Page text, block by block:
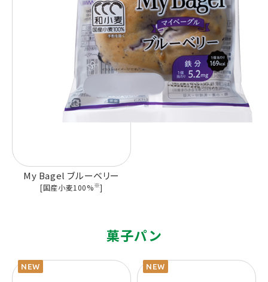
My Bagel ブルーベリー
[国産小麦100%※]
菓子パン